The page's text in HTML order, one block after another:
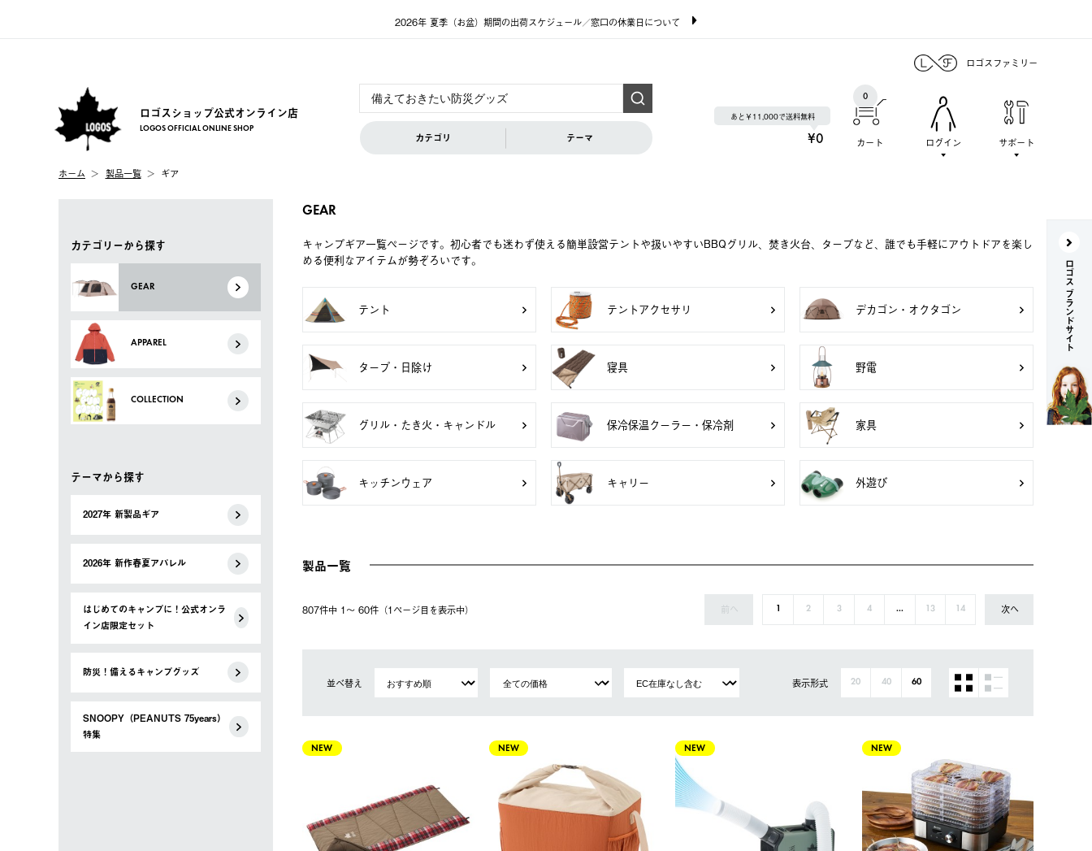
2026年 夏季（お盆）期間の出荷スケジュール／窓口の休業日について
ロゴスファミリー
ロゴスショップ公式オンライン店
LOGOS OFFICIAL ONLINE SHOP
カテゴリ テーマ
あと￥11,000で送料無料
¥0 カート
0
ログイン サポート
ホーム 製品一覧 ギア
カテゴリーから探す
GEAR
APPAREL
COLLECTION
テーマから探す
2027年 新製品ギア
2026年 新作春夏アパレル
はじめてのキャンプに！公式オンラ
イン店限定セット
防災！備えるキャンプグッズ
SNOOPY（PEANUTS 75years）
特集
GEAR
キャンプギア一覧ページです。初心者でも迷わず使える簡単設営テントや扱いやすいBBQグリル、焚き火台、タープなど、誰でも手軽にアウトドアを楽し
める便利なアイテムが勢ぞろいです。
テント テントアクセサリ デカゴン・オクタゴン
タープ・日除け 寝具 野電
グリル・たき火・キャンドル 保冷保温クーラー・保冷剤 家具
キッチンウェア キャリー 外遊び
製品一覧
807件中 1〜 60件（1ページ⽬を表⽰中） 前へ 1 2 3 4 ... 13 14 次へ
並べ替え 表示形式 20 40 60
NEW NEW NEW NEW
ロゴス ブランドサイト